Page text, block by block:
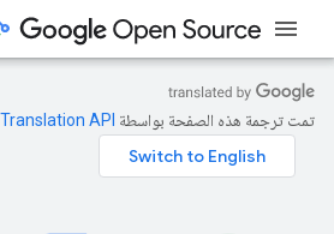
تمت ترجمة هذه الصفحة بواسطة API‏